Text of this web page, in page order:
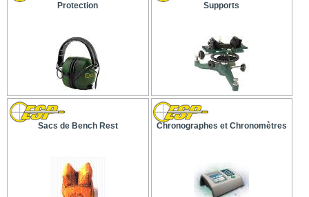
Protection Supports
Sacs de Bench Rest Chronographes et Chronomètres